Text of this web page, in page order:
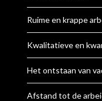
Ruime en krappe
Kwalitatieve en
Het ontstaan van
Afstand tot de